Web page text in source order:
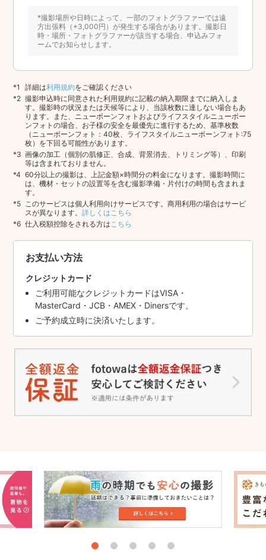
*撮影場所や日時によって、一部のフォトグラファーでは遠
方出張料（+3,000円）が発生する場合があります。撮影日
時・場所・フォトグラファーが該当する場合、申込みフォ
ームでお知らせします。
詳細は利用規約をご確認ください
撮影申込時に同意された利用規約に記載の納入期限までに納入しま
す。撮影時の状況または天候等により、当該枚数に達しない場合もあ
ります。また、ニューボーンフォトおよびライフスタイルニューボー
ンフォトの場合、お子様の安全を最優先に進行するため、基準枚数
（ニューボーンフォト：40枚、ライフスタイルニューボーンフォト:75
枚）を下回る可能性があります。
画像の加工（個別の肌修正、合成、背景消去、トリミング等）、印刷
等は含まれておりません。
60分以上の撮影は、上記金額×時間分の料金になります。撮影時間に
は、機材・セットの設置等を含む撮影準備・片付けの時間も含まれま
す。
このサービスは個人利用向けサービスです。商用利用の場合はサービ
スが異なります。詳しくはこちら
仕入税額控除をされる方はこちら
お支払い方法
クレジットカード
ご利用可能なクレジットカードはVISA・
MasterCard・JCB・AMEX・Dinersです。
ご予約成立時に決済いたします。